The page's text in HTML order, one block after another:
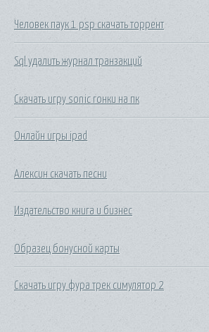
Человек паук 1 psp скачать торрент
Sql удалить журнал транзакций
Скачать игру sonic гонки на пк
Онлайн игры ipad
Алексин скачать песни
Издательство книга и бизнес
Образец бонусной карты
Скачать игру фура трек симулятор 2